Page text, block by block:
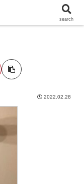
2022.02.28
search